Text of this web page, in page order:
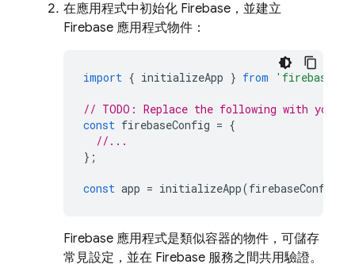
在應用程式中初始化 Firebase，並建立
Firebase 應用程式物件：
import { initializeApp } from 'firebase/
// TODO: Replace the following with your
const firebaseConfig = {
//...
};
const app = initializeApp(firebaseConfig
Firebase 應用程式是類似容器的物件，可儲存
常見設定，並在 Firebase 服務之間共用驗證。